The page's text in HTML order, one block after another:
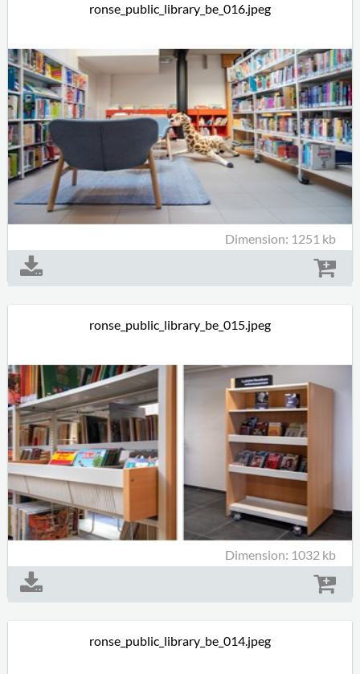
ronse_public_library_be_016.jpeg
Dimension: 1251 kb
ronse_public_library_be_015.jpeg
Dimension: 1032 kb
ronse_public_library_be_014.jpeg